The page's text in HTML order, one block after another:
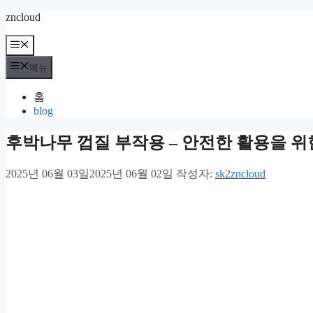
컨
츠
로
건
zncloud
메
뉴
메뉴
홈
blog
후박나무 껍질 부작용 – 안전한 활용을 위
2025년 06월 03일2025년 06월 02일 작성자: sk2zncloud